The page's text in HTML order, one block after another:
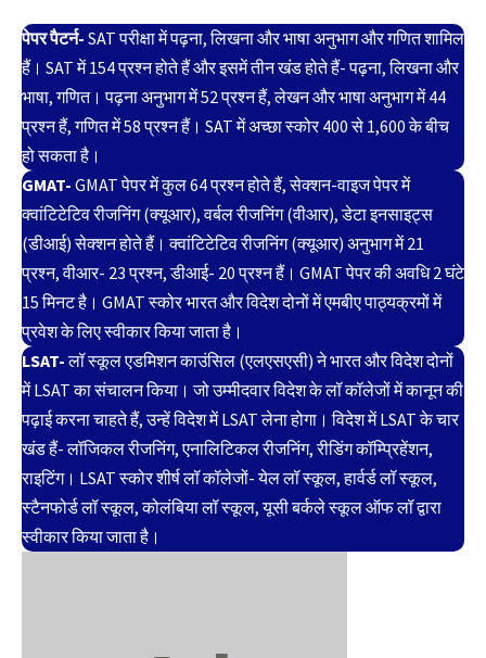
पेपर पैटर्न- SAT परीक्षा में पढ़ना, लिखना और भाषा अनुभाग और गणित शामिल
हैं। SAT में 154 प्रश्न होते हैं और इसमें तीन खंड होते हैं- पढ़ना, लिखना और
भाषा, गणित। पढ़ना अनुभाग में 52 प्रश्न हैं, लेखन और भाषा अनुभाग में 44
प्रश्न हैं, गणित में 58 प्रश्न हैं। SAT में अच्छा स्कोर 400 से 1,600 के बीच
हो सकता है।
GMAT- GMAT पेपर में कुल 64 प्रश्न होते हैं, सेक्शन-वाइज पेपर में
क्वांटिटेटिव रीजनिंग (क्यूआर), वर्बल रीजनिंग (वीआर), डेटा इनसाइट्स
(डीआई) सेक्शन होते हैं। क्वांटिटेटिव रीजनिंग (क्यूआर) अनुभाग में 21
प्रश्न, वीआर- 23 प्रश्न, डीआई- 20 प्रश्न हैं। GMAT पेपर की अवधि 2 घंटे
15 मिनट है। GMAT स्कोर भारत और विदेश दोनों में एमबीए पाठ्यक्रमों में
प्रवेश के लिए स्वीकार किया जाता है।
LSAT-लॉ स्कूल एडमिशन काउंसिल (एलएसएसी) ने भारत और विदेश दोनों
में LSAT का संचालन किया। जो उम्मीदवार विदेश के लॉ कॉलेजों में कानून की
पढ़ाई करना चाहते हैं, उन्हें विदेश में LSAT लेना होगा। विदेश में LSAT के चार
खंड हैं- लॉजिकल रीजनिंग, एनालिटिकल रीजनिंग, रीडिंग कॉम्प्रिहेंशन,
राइटिंग। LSAT स्कोर शीर्ष लॉ कॉलेजों- येल लॉ स्कूल, हार्वर्ड लॉ स्कूल,
स्टैनफोर्ड लॉ स्कूल, कोलंबिया लॉ स्कूल, यूसी बर्कले स्कूल ऑफ लॉ द्वारा
स्वीकार किया जाता है।